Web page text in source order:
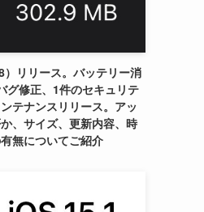
リリース。バッテリー消
グ修正、1件のセキュリテ
テナンスリリース。アッ
、サイズ、更新内容、時
無についてご紹介